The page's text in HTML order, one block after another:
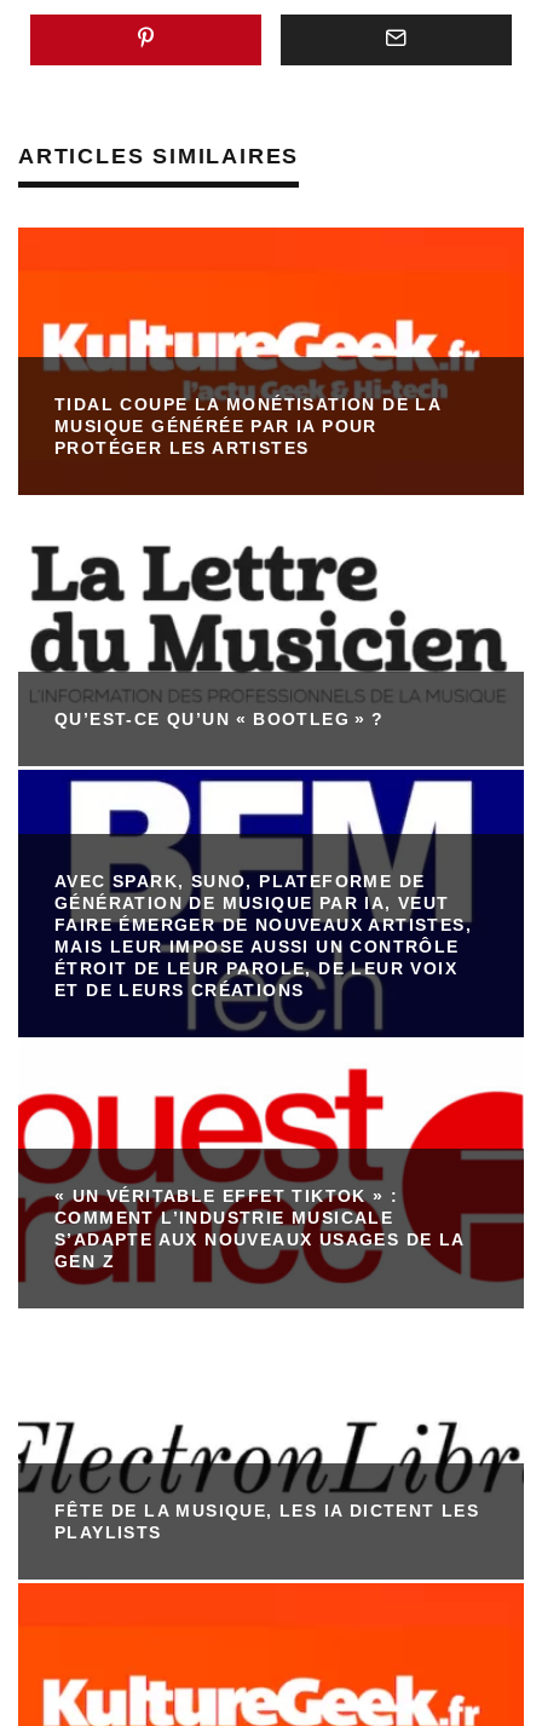
ARTICLES SIMILAIRES
TIDAL COUPE LA MONÉTISATION DE LA
MUSIQUE GÉNÉRÉE PAR IA POUR
PROTÉGER LES ARTISTES
QU’EST-CE QU’UN « BOOTLEG » ?
AVEC SPARK, SUNO, PLATEFORME DE
GÉNÉRATION DE MUSIQUE PAR IA, VEUT
FAIRE ÉMERGER DE NOUVEAUX ARTISTES,
MAIS LEUR IMPOSE AUSSI UN CONTRÔLE
ÉTROIT DE LEUR PAROLE, DE LEUR VOIX
ET DE LEURS CRÉATIONS
« UN VÉRITABLE EFFET TIKTOK » :
COMMENT L’INDUSTRIE MUSICALE
S’ADAPTE AUX NOUVEAUX USAGES DE LA
GEN Z
FÊTE DE LA MUSIQUE, LES IA DICTENT LES
PLAYLISTS